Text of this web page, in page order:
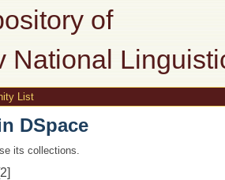
of
National
List
DSpace
its collections.